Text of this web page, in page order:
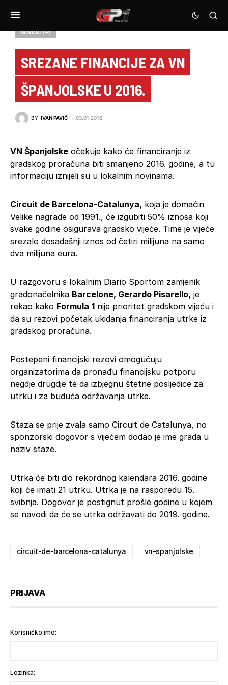
NOVOSTI F1
SREZANE FINANCIJE ZA VN
ŠPANJOLSKE U 2016.
BY IVAN PAVIĆ 03.01.2016.
VN Španjolske očekuje kako će financiranje iz
gradskog proračuna biti smanjeno 2016. godine, a tu
informaciju iznijeli su u lokalnim novinama.
Circuit de Barcelona-Catalunya, koja je domaćin
Velike nagrade od 1991., će izgubiti 50% iznosa koji
svake godine osigurava gradsko vijeće. Time je vijeće
srezalo dosadašnji iznos od četiri milijuna na samo
dva milijuna eura.
U razgovoru s lokalnim Diario Sportom zamjenik
gradonačelnika Barcelone, Gerardo Pisarello, je
rekao kako Formula 1 nije prioritet gradskom vijeću i
da su rezovi početak ukidanja financiranja utrke iz
gradskog proračuna.
Postepeni financijski rezovi omogućuju
organizatorima da pronađu financijsku potporu
negdje drugdje te da izbjegnu štetne posljedice za
utrku i za buduća održavanja utrke.
Staza se prije zvala samo Circuit de Catalunya, no
sponzorski dogovor s vijećem dodao je ime grada u
naziv staze.
Utrka će biti dio rekordnog kalendara 2016. godine
koji će imati 21 utrku. Utrka je na rasporedu 15.
svibnja. Dogovor je postignut prošle godine u kojem
se navodi da će se utrka održavati do 2019. godine.
circuit-de-barcelona-catalunya vn-spanjolske
PRIJAVA
Korisničko ime:
Lozinka: